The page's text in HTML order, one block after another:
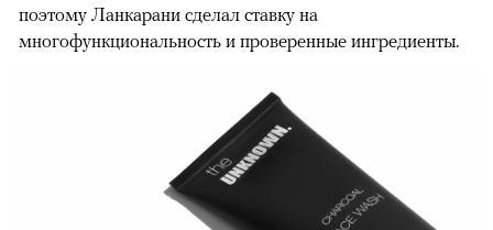
поэтому Ланкарани сделал ставку на
многофункциональность и проверенные ингредиенты.